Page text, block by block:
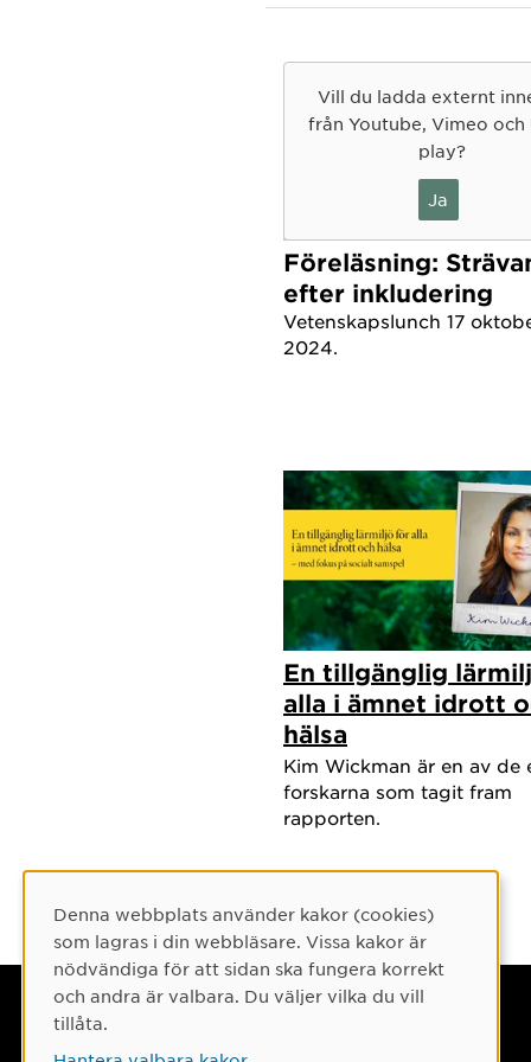
Hennes
mellan
Hennes
riktat
och
relation
likvärdig
Som
Umeå
mellan
är även
och
Vill du ladda externt
från Youtube, Vimeo och
play?
Ja
Föreläsning:
efter inkludering
Vetenskapslunch 17
2024.
En tillgänglig
alla i ämnet idrott
hälsa
Kim Wickman är en av de
forskarna som tagit fram
rapporten.
Cookie-samtycke
Denna webbplats använder kakor (cookies)
som lagras i din webbläsare. Vissa kakor är
nödvändiga för att sidan ska fungera korrekt
och andra är valbara. Du väljer vilka du vill
tillåta.